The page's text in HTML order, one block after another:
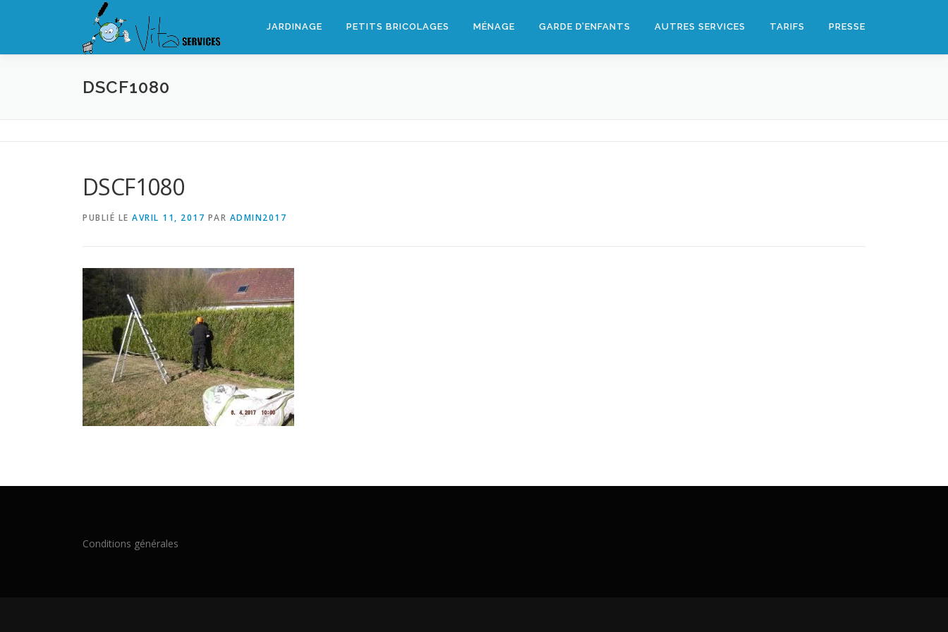
JARDINAGE PETITS BRICOLAGES MÉNAGE GARDE D’ENFANTS AUTRES SERVICES TARIFS PRESSE
DSCF1080
DSCF1080
PUBLIÉ LE AVRIL 11, 2017 PAR ADMIN2017
Conditions générales